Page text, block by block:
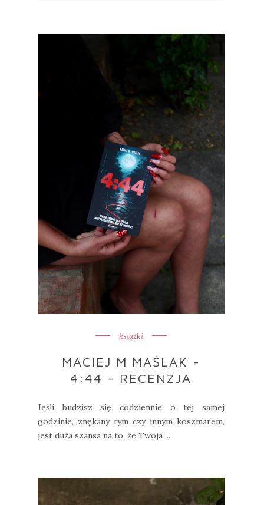
książki
MACIEJ M MAŚLAK -
4:44 - RECENZJA
Jeśli budzisz się codziennie o tej samej
godzinie, znękany tym czy innym koszmarem,
jest duża szansa na to, że Twoja ...